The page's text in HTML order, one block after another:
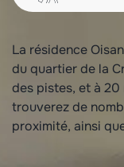
La résidence
du quartier de la
des pistes, et à 20
trouverez de
proximité, ainsi